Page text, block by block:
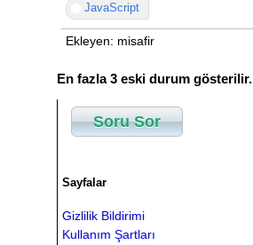
JavaScript
Ekleyen: misafir
En fazla 3 eski durum gösterilir.
Soru Sor
Sayfalar
Gizlilik Bildirimi
Kullanım Şartları